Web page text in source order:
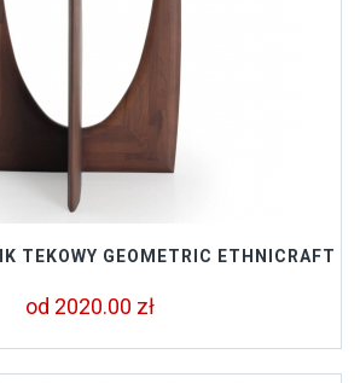
TEKOWY GEOMETRIC ETHNICRAFT
od 2020.00 zł